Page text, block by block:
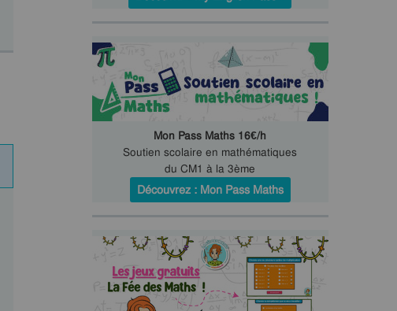
Mon Pass Maths 16€/h
Soutien scolaire en mathématiques
du CM1 à la 3ème
Découvrez : Mon Pass Maths